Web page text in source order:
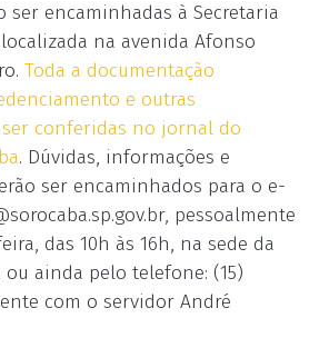
ser encaminhadas à Secretaria
localizada na avenida Afonso
Toda a documentação
e outras
conferidas no jornal do
. Dúvidas, informações e
ser encaminhados para o e-
, pessoalmente
das 10h às 16h, na sede da
ou ainda pelo telefone: (15)
com o servidor André